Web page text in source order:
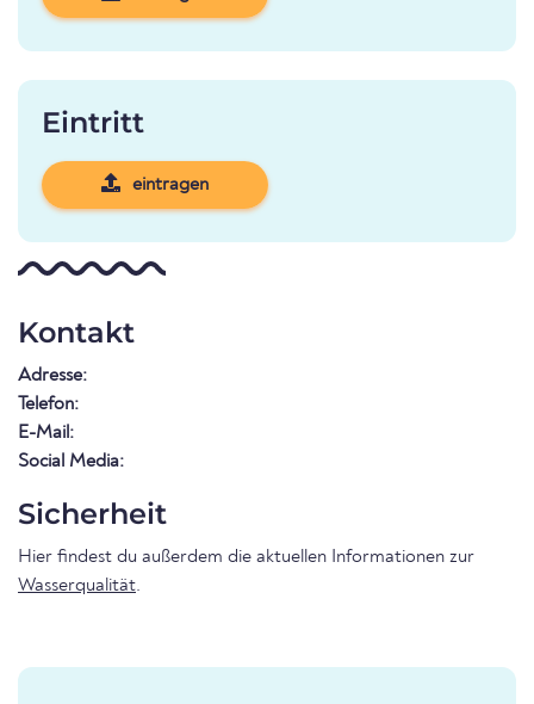
Eintritt
eintragen
Kontakt
Adresse:
Telefon:
E-Mail:
Social Media:
Sicherheit
Hier findest du außerdem die aktuellen Informationen zur
Wasserqualität.